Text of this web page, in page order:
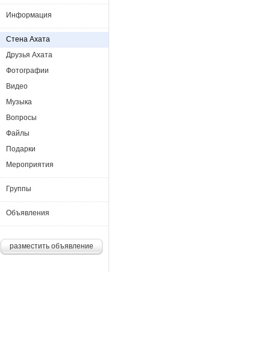
Информация
Стена Ахата
Друзья Ахата
Фотографии
Видео
Музыка
Вопросы
Файлы
Подарки
Мероприятия
Группы
Объявления
разместить объявление